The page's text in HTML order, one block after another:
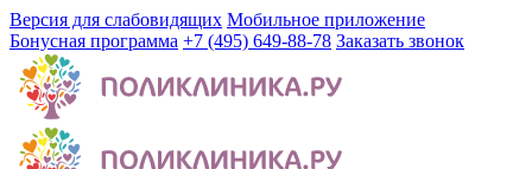
Версия для слабовидящих Мобильное приложение
Бонусная программа +7 (495) 649-88-78 Заказать звонок